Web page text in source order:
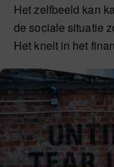
Het zelfbeeld kan
de sociale situatie
Het knelt in het